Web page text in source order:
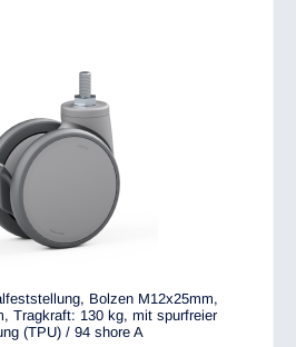
Bolzen M12x25mm,
Tragkraft: 130 kg, mit spurfreier
(TPU) / 94 shore A